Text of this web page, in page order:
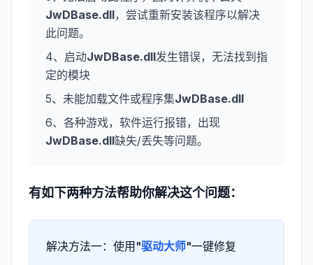
JwDBase.dll，尝试重新安装该程序以解决
此问题。
4、启动JwDBase.dll发生错误，无法找到指
定的模块
5、未能加载文件或程序集JwDBase.dll
6、各种游戏，软件运行报错，出现
JwDBase.dll缺失/丢失等问题。
有如下两种方法帮助你解决这个问题：
解决方法一：使用"驱动大师"一键修复